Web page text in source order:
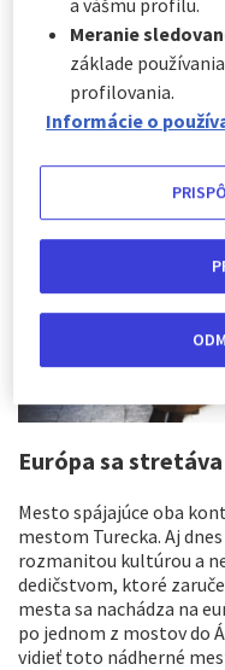
Bosporskom prielive,
ponúka zážitky na celý
Európa sa stretáva
Mesto spájajúce oba
mestom Turecka. Aj
rozmanitou kultúrou a
dedičstvom, ktoré
mesta sa nachádza na
po jednom z mostov do
vidieť toto nádherné
a vášmu profilu.
Meranie
základe
profilovania.
Informácie o